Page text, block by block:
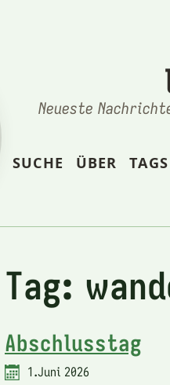
Neueste
SUCHE ÜBER TAGS
Tag:
Abschlusstag
1.Juni 2026